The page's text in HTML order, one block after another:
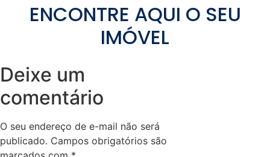
ENCONTRE AQUI O SEU
IMÓVEL
Deixe um
comentário
O seu endereço de e-mail não será
publicado. Campos obrigatórios são